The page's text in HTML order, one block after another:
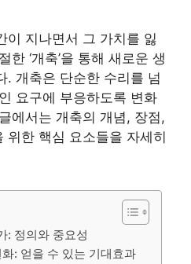
이 지나면서 그 가치를 잃
한 ‘개축’을 통해 새로운 생
. 개축은 단순한 수리를 넘
요구에 부응하도록 변화
에서는 개축의 개념, 장점,
위한 핵심 요소들을 자세히
: 정의와 중요성
: 얻을 수 있는 기대효과